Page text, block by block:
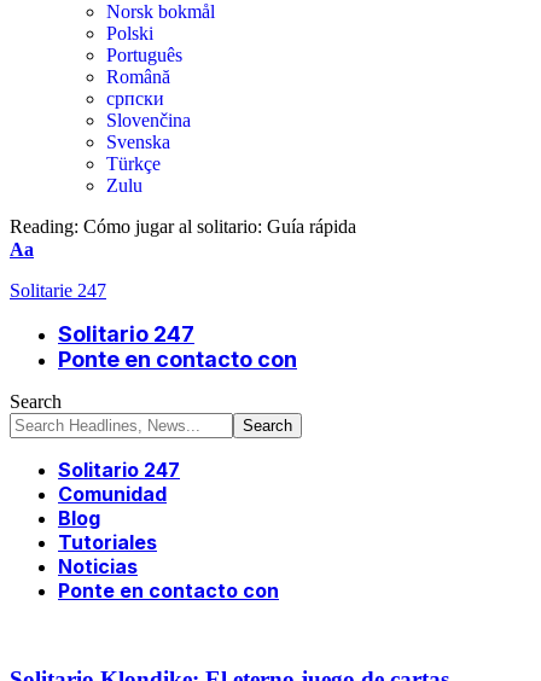
Norsk bokmål
Polski
Português
Română
српски
Slovenčina
Svenska
Türkçe
Zulu
Reading: Cómo jugar al solitario: Guía rápida
Aa
Solitarie 247
Solitario 247
Ponte en contacto con
Search
Solitario 247
Comunidad
Blog
Tutoriales
Noticias
Ponte en contacto con